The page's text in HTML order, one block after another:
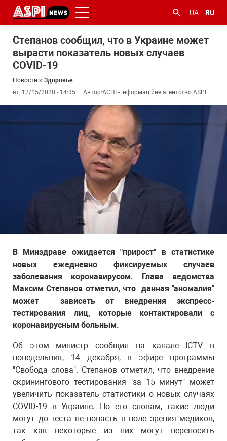
UA RU
Степанов сообщил, что в Украине может
вырасти показатель новых случаев
COVID-19
Новости » Здоровье
вт, 12/15/2020 - 14:35
Автор:АСПІ - інформаційне агентство ASPI
В Минздраве ожидается "прирост" в статистике
новых ежедневно фиксируемых случаев
заболевания коронавирусом. Глава ведомства
Максим Степанов отметил, что данная "аномалия"
может зависеть от внедрения экспресс-
тестирования лиц, которые контактировали с
коронавирусным больным.
Об этом министр сообщил на канале ICTV в
понедельник, 14 декабря, в эфире программы
"Свобода слова". Степанов отметил, что внедрение
скринингового тестирования "за 15 минут" может
увеличить показатель статистики о новых случаях
COVID-19 в Украине. По его словам, такие люди
могут до теста не попасть в поле зрения медиков,
так как некоторые из них могут переносить
з
#гфс #Киев